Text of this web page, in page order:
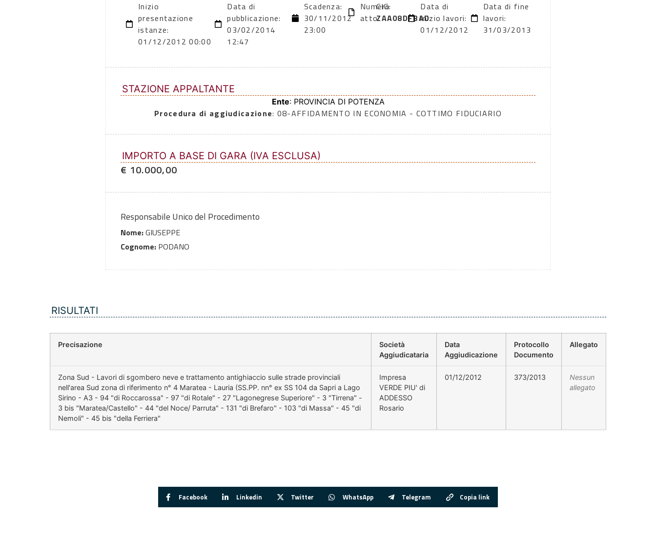
Inizio
presentazione
istanze:
01/12/2012 00:00
Data di
pubblicazione:
03/02/2014
12:47
Scadenza:
30/11/2012
23:00
Numero
atto:
CIG:
ZAA08DFBAD
Data di
inizio lavori:
01/12/2012
Data di fine
lavori:
31/03/2013
STAZIONE APPALTANTE
Ente: PROVINCIA DI POTENZA
Procedura di aggiudicazione: 08-AFFIDAMENTO IN ECONOMIA - COTTIMO FIDUCIARIO
IMPORTO A BASE DI GARA (IVA ESCLUSA)
€ 10.000,00
Responsabile Unico del Procedimento
Nome:GIUSEPPE
Cognome: PODANO
RISULTATI
Precisazione
Società
Aggiudicataria
Data
Aggiudicazione
Protocollo
Documento
Allegato
Zona Sud - Lavori di sgombero neve e trattamento antighiaccio sulle strade provinciali
nell'area Sud zona di riferimento n° 4 Maratea - Lauria (SS.PP. nn° ex SS 104 da Sapri a Lago
Sirino - A3 - 94 "di Roccarossa" - 97 "di Rotale" - 27 "Lagonegrese Superiore" - 3 "Tirrena" -
3 bis "Maratea/Castello" - 44 "del Noce/ Parruta" - 131 "di Brefaro" - 103 "di Massa" - 45 "di
Nemoli" - 45 bis "della Ferriera"
Impresa
VERDE PIU' di
ADDESSO
Rosario
01/12/2012 373/2013
Nessun
allegato
Facebook Linkedin Twitter WhatsApp Telegram Copia link